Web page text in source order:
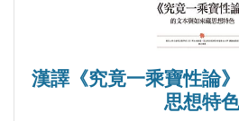
漢譯《究竟一乘寶性論
思想特色